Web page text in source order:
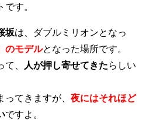
す。
坂は、ダブルミリオンとなっ
のモデルとなった場所です。
、
人が押し寄せてきたらしい
ってきますが、 夜にはそれほど
ですよ。